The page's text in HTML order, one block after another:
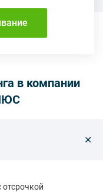
в компании
отсрочкой